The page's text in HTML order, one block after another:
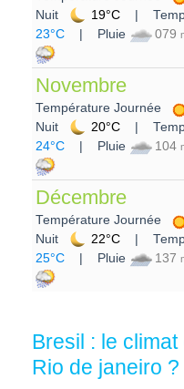
Nuit
19°C |
23°C | Pluie 079
Novembre
Température Journée
Nuit
20°C |
24°C | Pluie 104
Décembre
Température Journée
Nuit
22°C |
25°C | Pluie 137
Bresil : le
Rio de janeiro ?